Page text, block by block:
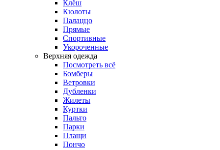
Клёш
Кюлоты
Палаццо
Прямые
Спортивные
Укороченные
Верхняя одежда
Посмотреть всё
Бомберы
Ветровки
Дубленки
Жилеты
Куртки
Пальто
Парки
Плащи
Пончо